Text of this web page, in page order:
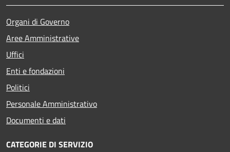
Organi di Governo
Aree Amministrative
Uffici
Enti e fondazioni
Politici
Personale Amministrativo
Documenti e dati
CATEGORIE DI SERVIZIO